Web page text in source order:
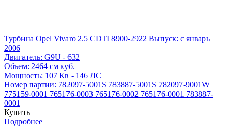
Турбина Opel Vivaro 2.5 CDTI 8900-2922 Выпуск: с январь
2006
Двигатель: G9U - 632
Объем: 2464 см куб.
Мощность: 107 Кв - 146 ЛС
Номер партии: 782097-5001S 783887-5001S 782097-9001W
775159-0001 765176-0003 765176-0002 765176-0001 783887-
0001
Купить
Подробнее